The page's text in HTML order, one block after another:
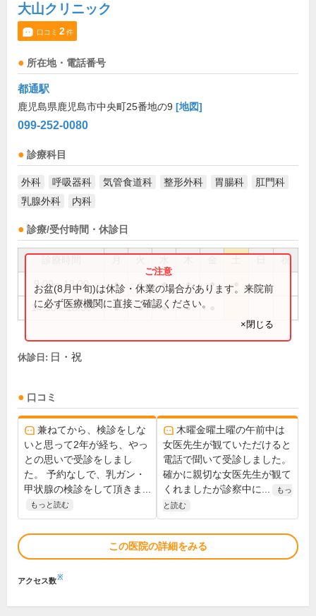
大山クリニック
口コミ 2件
所在地・電話番号
都通駅
鹿児島県鹿児島市中央町25番地の9 [地図]
099-252-0080
診療科目
外科 呼吸器科 気管食道科 整形外科 胃腸科
肛門科
乳腺外科
内科
診療/受付時間・休診日
祝
9:00～13:00 ● ● ● ● ●
14:30～18:00 ● ● ● ●
お盆(8月中旬)は休診・休業の場合があります。来院前
に必ず医療機関に直接ご確認ください。
×閉じる
休診日: 日・祝
口コミ
兼ねてから、検診をしな
いと思って2年が経ち、やっ
との思いで受診をしまし
た。 予約なしで、乳ガン・
甲状腺の検診をして頂きま...
もっと読む
木曜金曜土曜の午前中は
女医先生が観ていただけると
電話で聞いて受診しました。
確かに親切な女医先生が観て
くれましたが診察中に...
もっ
と読む
この医院の詳細をみる
アクセス数※